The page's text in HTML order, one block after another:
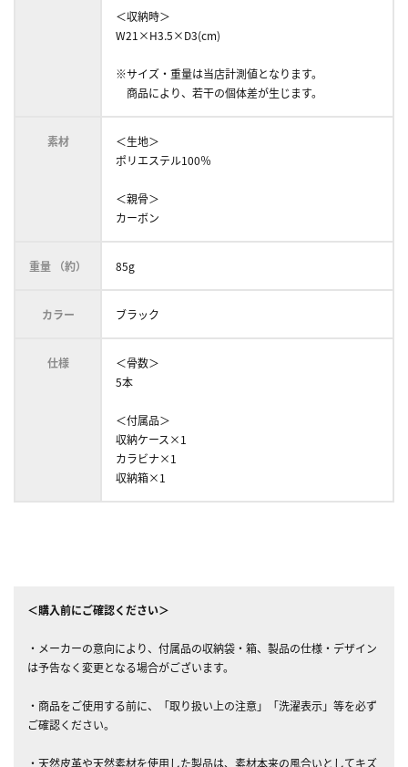
＜収納時＞
W21×H3.5×D3(cm)
※サイズ・重量は当店計測値となります。
商品により、若干の個体差が生じます。
素材
＜生地＞
ポリエステル100％
＜親骨＞
カーボン
重量 （約） 85g
カラー ブラック
仕様
＜骨数＞
5本
＜付属品＞
収納ケース×1
カラビナ×1
収納箱×1
＜購入前にご確認ください＞
・メーカーの意向により、付属品の収納袋・箱、製品の仕様・デザイン
は予告なく変更となる場合がございます。
・商品をご使用する前に、「取り扱い上の注意」「洗濯表示」等を必ず
ご確認ください。
・天然皮革や天然素材を使用した製品は、素材本来の風合いとしてキズ